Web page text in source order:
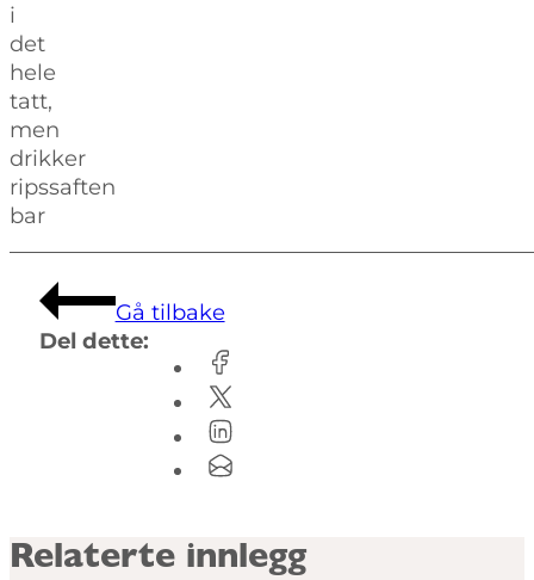
i
det
hele
tatt,
men
drikker
ripssaften
bar
Gå tilbake
Del dette:
Relaterte innlegg